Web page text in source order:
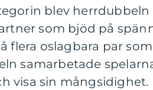
blev
som bjöd på
flera oslagbara par
samarbetade
visa sin mångsidighet.